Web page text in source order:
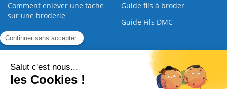
Comment enlever une tache
sur une broderie
Guide fils à broder
Guide Fils DMC
Guide de la Broderie